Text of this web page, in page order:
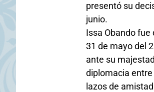
presentó su
junio.
Issa Obando fue
31 de mayo del
ante su
diplomacia
lazos de